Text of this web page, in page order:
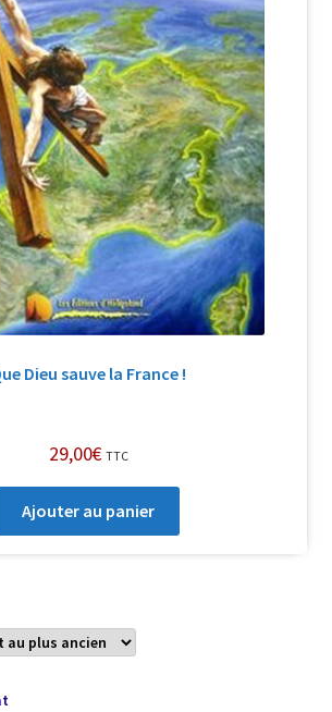
et cookies
?
Randa
Dieu sauve la France !
29,00€ TTC
Ajouter au panier